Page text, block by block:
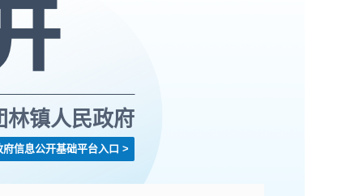
林镇人民政府
府信息公开基础平台入口 >